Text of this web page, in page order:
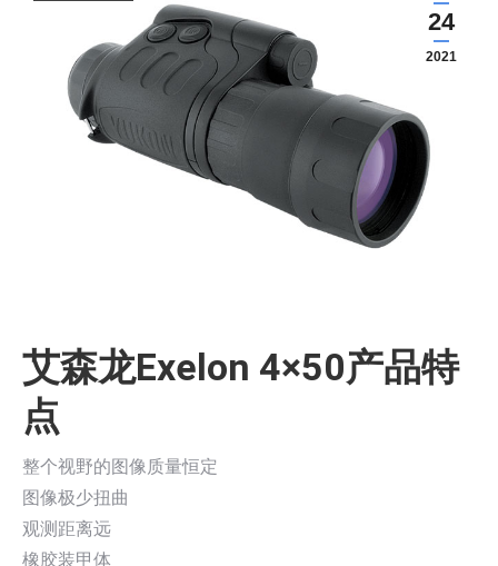
24
2021
艾森龙Exelon 4×50产品特
点
整个视野的图像质量恒定
图像极少扭曲
观测距离远
橡胶装甲体